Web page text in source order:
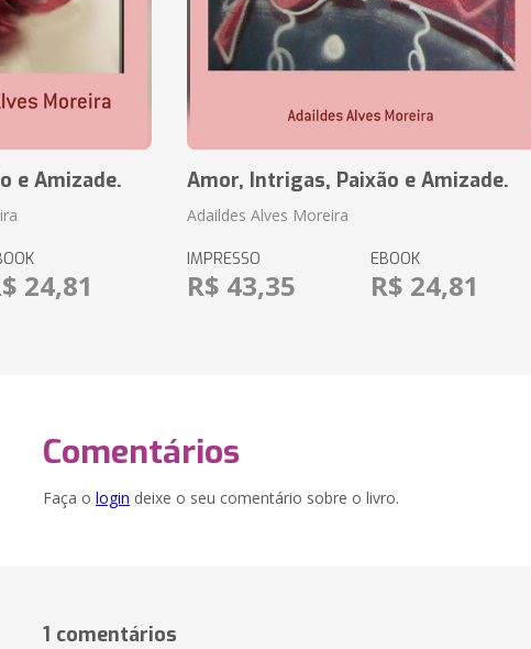
e Amizade.
24,81
Amor, Intrigas, Paixão e Amizade.
Adaildes Alves Moreira
IMPRESSO
R$ 43,35
EBOOK
R$ 24,81
Comentários
Faça o login deixe o seu comentário sobre o livro.
1 comentários